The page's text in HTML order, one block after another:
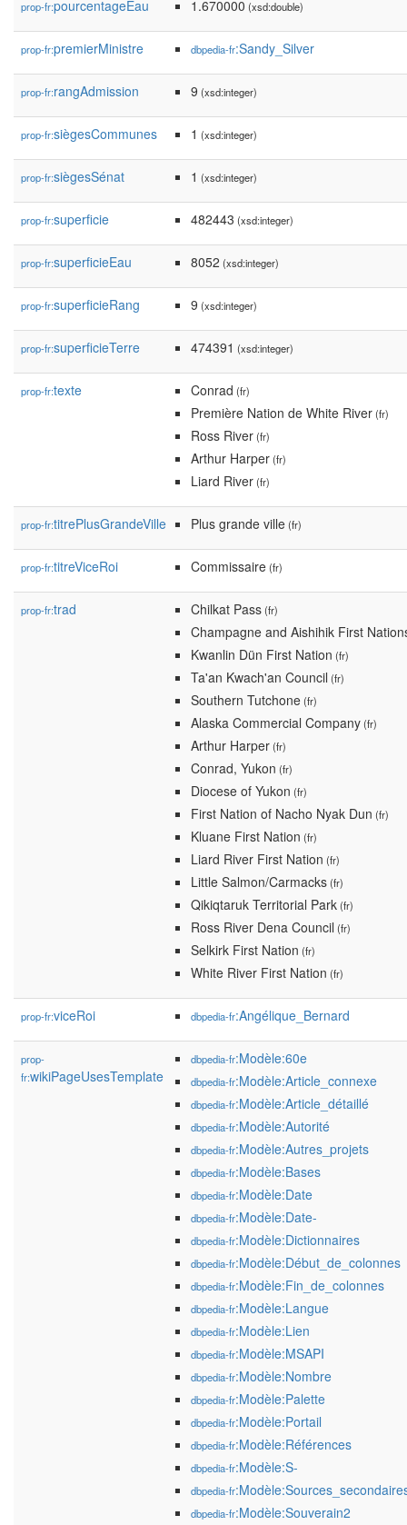
prop-fr:pourcentageEau 1.670000 (xsd:double)
prop-fr:premierMinistre dbpedia-fr:Sandy_Silver
prop-fr:rangAdmission 9 (xsd:integer)
prop-fr:siègesCommunes 1 (xsd:integer)
prop-fr:siègesSénat 1 (xsd:integer)
prop-fr:superficie 482443 (xsd:integer)
prop-fr:superficieEau 8052 (xsd:integer)
prop-fr:superficieRang 9 (xsd:integer)
prop-fr:superficieTerre 474391 (xsd:integer)
prop-fr:texte Conrad (fr)
Première Nation de White River(fr)
Ross River(fr)
Arthur Harper(fr)
Liard River(fr)
prop-fr:titrePlusGrandeVille Plus grande ville(fr)
prop-fr:titreViceRoi Commissaire(fr)
prop-fr:trad Chilkat Pass(fr)
Champagne and Aishihik First
Kwanlin Dün First Nation (fr)
Ta'an Kwach'an Council (fr)
Southern Tutchone(fr)
Alaska Commercial Company(fr)
Arthur Harper(fr)
Conrad, Yukon (fr)
Diocese of Yukon (fr)
First Nation of Nacho Nyak Dun (fr)
Kluane First Nation (fr)
Liard River First Nation (fr)
Little Salmon/Carmacks(fr)
Qikiqtaruk Territorial Park(fr)
Ross River Dena Council (fr)
Selkirk First Nation (fr)
White River First Nation (fr)
prop-fr:viceRoi dbpedia-fr:Angélique_Bernard
prop-
fr:wikiPageUsesTemplate
dbpedia-fr:Modèle:60e
dbpedia-fr:Modèle:Article_connexe
dbpedia-fr:Modèle:Article_détaillé
dbpedia-fr:Modèle:Autorité
dbpedia-fr:Modèle:Autres_projets
dbpedia-fr:Modèle:Bases
dbpedia-fr:Modèle:Date
dbpedia-fr:Modèle:Date-
dbpedia-fr:Modèle:Dictionnaires
dbpedia-fr:Modèle:Début_de_colonnes
dbpedia-fr:Modèle:Fin_de_colonnes
dbpedia-fr:Modèle:Langue
dbpedia-fr:Modèle:Lien
dbpedia-fr:Modèle:MSAPI
dbpedia-fr:Modèle:Nombre
dbpedia-fr:Modèle:Palette
dbpedia-fr:Modèle:Portail
dbpedia-fr:Modèle:Références
dbpedia-fr:Modèle:S-
dbpedia-fr
dbpedia-fr:Modèle:Souverain2